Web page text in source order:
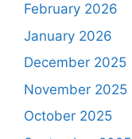
February 2026
January 2026
December 2025
November 2025
October 2025